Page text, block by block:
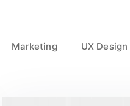
Marketing UX Design